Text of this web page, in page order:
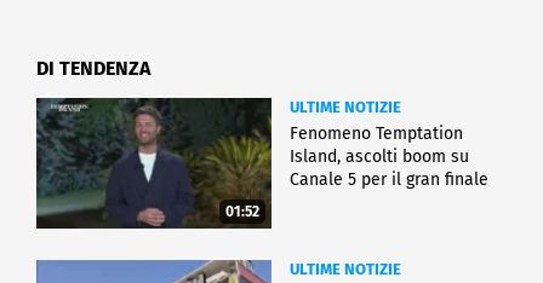
DI TENDENZA
01:52
ULTIME NOTIZIE
Fenomeno Temptation
Island, ascolti boom su
Canale 5 per il gran finale
ULTIME NOTIZIE